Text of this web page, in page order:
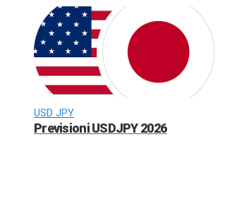
USD JPY
Previsioni USDJPY 2026